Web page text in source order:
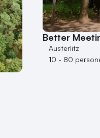
Better
Austerlitz
10 - 80